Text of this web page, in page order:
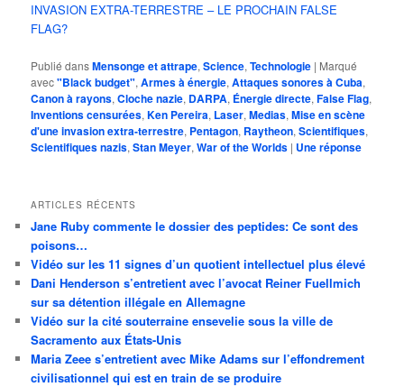
INVASION EXTRA-TERRESTRE – LE PROCHAIN FALSE
FLAG?
Publié dansMensonge et attrape,Science,Technologie | Marqué
avec"Black budget",Armes à énergie,Attaques sonores à Cuba,
Canon à rayons,Cloche nazie, DARPA, Énergie directe,False Flag,
Inventions censurées,Ken Pereira, Laser,Medias,Mise en scène
d'une invasion extra-terrestre, Pentagon, Raytheon,Scientifiques,
Scientifiques nazis,Stan Meyer,War of the Worlds | Uneréponse
ARTICLES RÉCENTS
Jane Ruby commente le dossier des peptides: Ce sont des
poisons…
Vidéo sur les 11 signes d’un quotient intellectuel plus élevé
Dani Henderson s’entretient avec l’avocat Reiner Fuellmich
sur sa détention illégale en Allemagne
Vidéo sur la cité souterraine ensevelie sous la ville de
Sacramento aux États-Unis
Maria Zeee s’entretient avec Mike Adams sur l’effondrement
civilisationnel qui est en train de se produire